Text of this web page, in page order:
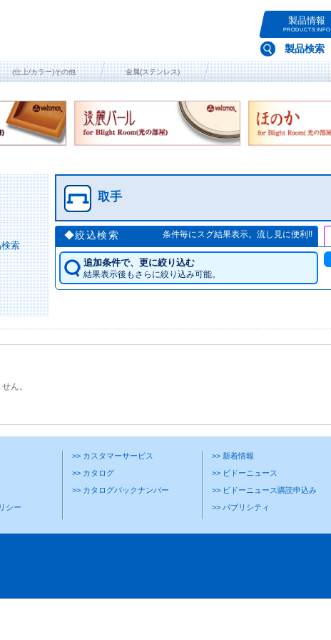
製品情報
PRODUCTS INFO
製品検索
(仕上/カラー)その他 金属(ステンレス)
取手
索
◆絞込検索 条件毎にスグ結果表示。流し見に便利!!
追加条件で、更に絞り込む
結果表示後もさらに絞り込み可能。
ん。
シー
>> カスタマーサービス
>> カタログ
>> カタログバックナンバー
>> 新着情報
>> ビドーニュース
>> ビドーニュース購読申込み
>> パブリシティ